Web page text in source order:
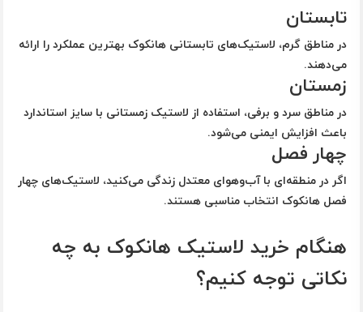
تابستان
در مناطق گرم، لاستیک‌های تابستانی هانکوک بهترین عملکرد را ارائه
می‌دهند.
زمستان
در مناطق سرد و برفی، استفاده از لاستیک زمستانی با سایز استاندارد
باعث افزایش ایمنی می‌شود.
چهار فصل
اگر در منطقه‌ای با آب‌وهوای معتدل زندگی می‌کنید، لاستیک‌های چهار
فصل هانکوک انتخاب مناسبی هستند.
هنگام خرید لاستیک هانکوک به چه
نکاتی توجه کنیم؟